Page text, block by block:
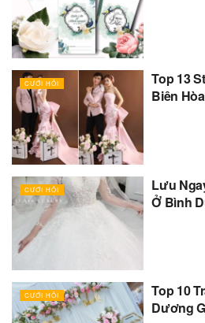
CƯỚI HỎI
Top 13
Biên
CƯỚI HỎI
Lưu
Ở Bình
CƯỚI HỎI
Top 10
Dương